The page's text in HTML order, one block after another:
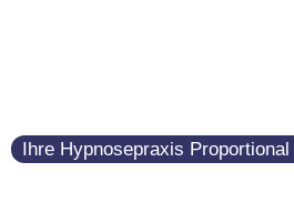
Ihre Hypnosepraxis